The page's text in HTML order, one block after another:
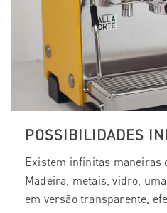
POSSIBILIDADES
Existem infinitas maneiras
Madeira, metais, vidro,
em versão transparente,